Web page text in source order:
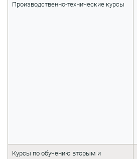
Производственно-технические курсы
Курсы по обучению вторым и